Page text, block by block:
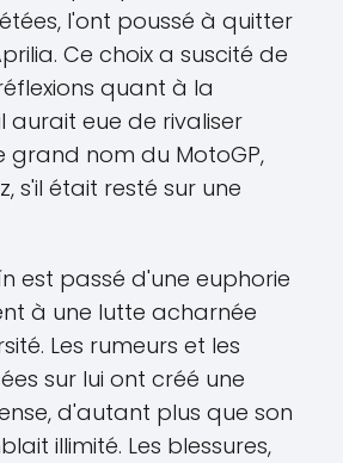
l'ont poussé à quitter
Ce choix a suscité de
quant à la
aurait eue de rivaliser
grand nom du MotoGP,
s'il était resté sur une
est passé d'une euphorie
à une lutte acharnée
Les rumeurs et les
sur lui ont créé une
d'autant plus que son
illimité. Les blessures,